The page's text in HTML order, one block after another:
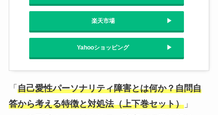
楽天市場
Yahooショッピング
「 自己愛性パーソナリティ障害とは何か？自問自
答から考える特徴と対処法（上下巻セット）」